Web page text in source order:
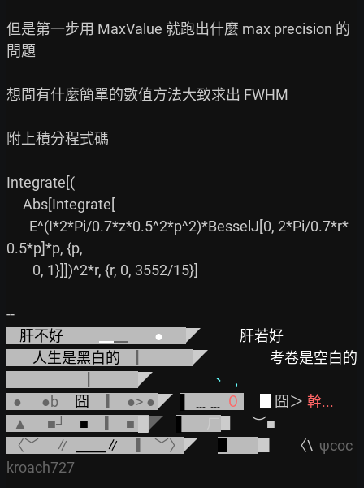
但是第一步用 MaxValue 就跑出什麼 max precision 的
問題
想問有什麼簡單的數值方法大致求出 FWHM
附上積分程式碼
Integrate[(
0.5*p]*p, {p,
肝不好
● ◤ 肝若好
人生是黑白的
◤ 考卷是空白的
◤
、 ﹐
●      ●b 囧
     ▎  ●> ●
◤ ０ 囧＞ 幹...
▲      ■┘ ■ ▎  ■ ◤
〈﹀     ∥
▁▁∥ ▎ ﹀〉 ◤ ▊      〈\ ψcoc
kroach727